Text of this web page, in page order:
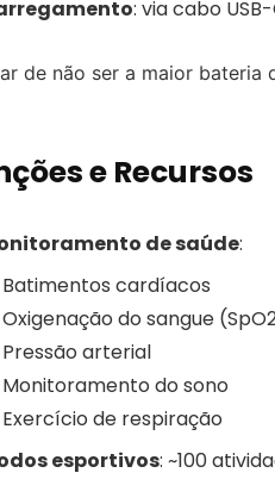
: via cabo
de não ser a maior bateria
e Recursos
de saúde:
Batimentos cardíacos
Oxigenação do sangue
Pressão arterial
Monitoramento do sono
Exercício de respiração
esportivos: ~100